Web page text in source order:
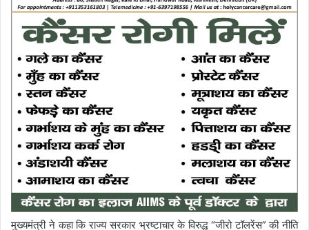
मुख्यमंत्री ने कहा कि राज्य सरकार भ्रष्टाचार के विरुद्ध “जीरो टॉलरेंस” की नीति